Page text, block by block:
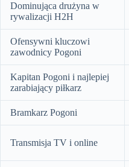
Dominująca drużyna w
rywalizacji H2H
Ofensywni kluczowi
zawodnicy Pogoni
Kapitan Pogoni i najlepiej
zarabiający piłkarz
Bramkarz Pogoni
Transmisja TV i online